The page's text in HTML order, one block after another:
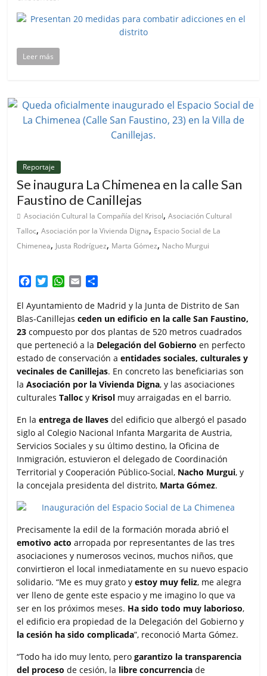
Leer más
Reportaje
Se inaugura La Chimenea en la calle San
Faustino de Canillejas
Asociación Cultural la Compañía del Krisol,Asociación Cultural
Talloc,Asociación por la Vivienda Digna, Espacio Social de La
Chimenea, Justa Rodríguez, Marta Gómez, Nacho Murgui
c
e
b
o
o
k
i
t
t
e
r
W
a
t
s
A
p
a
i
l
m
p
a
r
t
i
r
El Ayuntamiento de Madrid y la Junta de Distrito de San
Blas-Canillejasceden un edificio en la calle San Faustino,
23 compuesto por dos plantas de 520 metros cuadrados
que perteneció a la Delegación del Gobierno en perfecto
estado de conservación aentidades sociales, culturales y
vecinales de Canillejas. En concreto las beneficiarias son
laAsociación por la Vivienda Digna, y las asociaciones
culturalesTallocy Krisol muy arraigadas en el barrio.
En laentrega de llaves del edificio que albergó el pasado
siglo al Colegio Nacional Infanta Margarita de Austria,
Servicios Sociales y su último destino, la Oficina de
Inmigración, estuvieron el delegado de Coordinación
Territorial y Cooperación Público-Social, Nacho Murgui, y
la concejala presidenta del distrito, Marta Gómez.
Precisamente la edil de la formación morada abrió el
emotivo acto arropada por representantes de las tres
asociaciones y numerosos vecinos, muchos niños, que
convirtieron el local inmediatamente en su nuevo espacio
solidario. “Me es muy grato yestoy muy feliz, me alegra
ver lleno de gente este espacio y me imagino lo que va
ser en los próximos meses. Ha sido todo muy laborioso,
el edificio era propiedad de la Delegación del Gobierno y
la cesión ha sido complicada”, reconoció Marta Gómez.
“Todo ha ido muy lento, perogarantizo la transparencia
del proceso de cesión, la libre concurrencia de